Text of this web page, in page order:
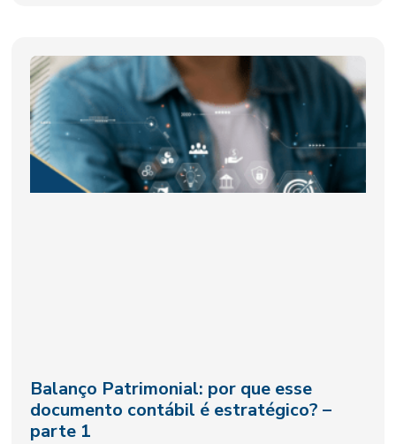
Balanço Patrimonial: por que esse
documento contábil é estratégico? –
parte 1